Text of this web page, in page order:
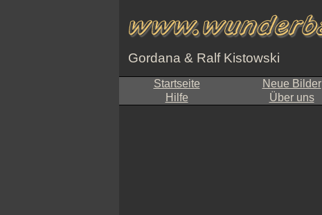
Gordana & Ralf Kistowski
Startseite Neue Bilder
Hilfe
Über uns